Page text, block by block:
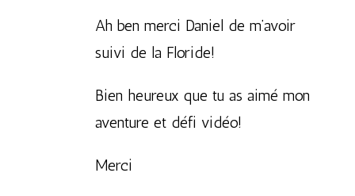
Ah ben merci Daniel de m’avoir
suivi de la Floride!
Bien heureux que tu as aimé mon
aventure et défi vidéo!
Merci